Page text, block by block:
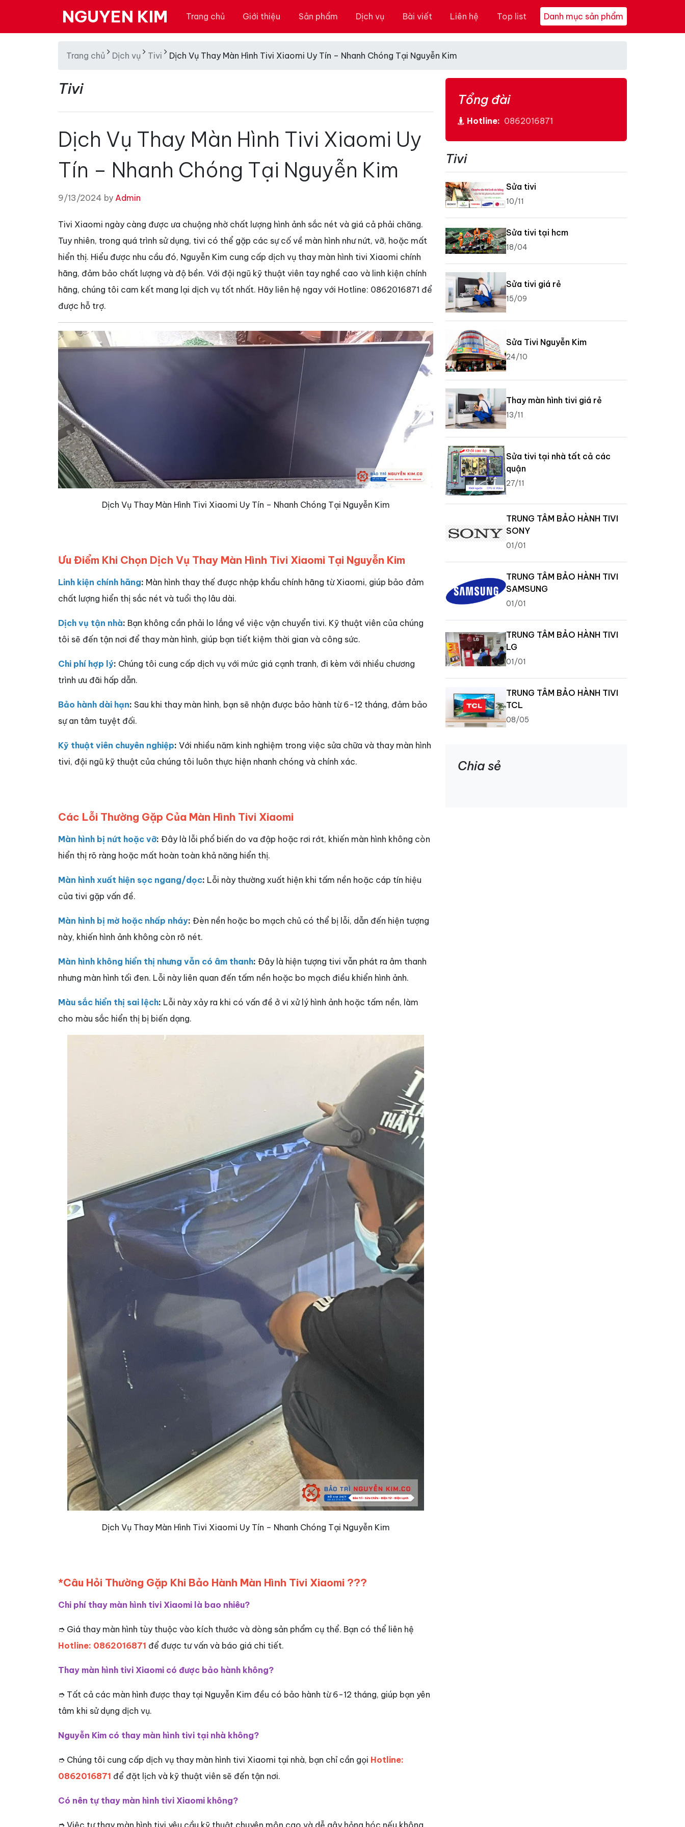
NGUYEN KIM Trang chủ Giới thiệu Sản phẩm Dịch vụ Bài viết Liên hệ Top list Danh mục sản phẩm
Trang chủ Dịch vụ Tivi Dịch Vụ Thay Màn Hình Tivi Xiaomi Uy Tín – Nhanh Chóng Tại Nguyễn Kim
Tivi
Dịch Vụ Thay Màn Hình Tivi Xiaomi Uy
Tín – Nhanh Chóng Tại Nguyễn Kim
9/13/2024 by Admin
Tivi Xiaomi ngày càng được ưa chuộng nhờ chất lượng hình ảnh sắc nét và giá cả phải chăng.
Tuy nhiên, trong quá trình sử dụng, tivi có thể gặp các sự cố về màn hình như nứt, vỡ, hoặc mất
hiển thị. Hiểu được nhu cầu đó, Nguyễn Kim cung cấp dịch vụ thay màn hình tivi Xiaomi chính
hãng, đảm bảo chất lượng và độ bền. Với đội ngũ kỹ thuật viên tay nghề cao và linh kiện chính
hãng, chúng tôi cam kết mang lại dịch vụ tốt nhất. Hãy liên hệ ngay với Hotline: 0862016871 để
được hỗ trợ.
Dịch Vụ Thay Màn Hình Tivi Xiaomi Uy Tín – Nhanh Chóng Tại Nguyễn Kim
Ưu Điểm Khi Chọn Dịch Vụ Thay Màn Hình Tivi Xiaomi Tại Nguyễn Kim
Linh kiện chính hãng: Màn hình thay thế được nhập khẩu chính hãng từ Xiaomi, giúp bảo đảm
chất lượng hiển thị sắc nét và tuổi thọ lâu dài.
Dịch vụ tận nhà: Bạn không cần phải lo lắng về việc vận chuyển tivi. Kỹ thuật viên của chúng
tôi sẽ đến tận nơi để thay màn hình, giúp bạn tiết kiệm thời gian và công sức.
Chi phí hợp lý: Chúng tôi cung cấp dịch vụ với mức giá cạnh tranh, đi kèm với nhiều chương
trình ưu đãi hấp dẫn.
Bảo hành dài hạn: Sau khi thay màn hình, bạn sẽ nhận được bảo hành từ 6-12 tháng, đảm bảo
sự an tâm tuyệt đối.
Kỹ thuật viên chuyên nghiệp: Với nhiều năm kinh nghiệm trong việc sửa chữa và thay màn hình
tivi, đội ngũ kỹ thuật của chúng tôi luôn thực hiện nhanh chóng và chính xác.
Các Lỗi Thường Gặp Của Màn Hình Tivi Xiaomi
Màn hình bị nứt hoặc vỡ: Đây là lỗi phổ biến do va đập hoặc rơi rớt, khiến màn hình không còn
hiển thị rõ ràng hoặc mất hoàn toàn khả năng hiển thị.
Màn hình xuất hiện sọc ngang/dọc: Lỗi này thường xuất hiện khi tấm nền hoặc cáp tín hiệu
của tivi gặp vấn đề.
Màn hình bị mờ hoặc nhấp nháy: Đèn nền hoặc bo mạch chủ có thể bị lỗi, dẫn đến hiện tượng
này, khiến hình ảnh không còn rõ nét.
Màn hình không hiển thị nhưng vẫn có âm thanh: Đây là hiện tượng tivi vẫn phát ra âm thanh
nhưng màn hình tối đen. Lỗi này liên quan đến tấm nền hoặc bo mạch điều khiển hình ảnh.
Màu sắc hiển thị sai lệch: Lỗi này xảy ra khi có vấn đề ở vi xử lý hình ảnh hoặc tấm nền, làm
cho màu sắc hiển thị bị biến dạng.
Dịch Vụ Thay Màn Hình Tivi Xiaomi Uy Tín – Nhanh Chóng Tại Nguyễn Kim
*Câu Hỏi Thường Gặp Khi Bảo Hành Màn Hình Tivi Xiaomi ???
Chi phí thay màn hình tivi Xiaomi là bao nhiêu?
➮ Giá thay màn hình tùy thuộc vào kích thước và dòng sản phẩm cụ thể. Bạn có thể liên hệ
Hotline: 0862016871 để được tư vấn và báo giá chi tiết.
Thay màn hình tivi Xiaomi có được bảo hành không?
➮ Tất cả các màn hình được thay tại Nguyễn Kim đều có bảo hành từ 6-12 tháng, giúp bạn yên
tâm khi sử dụng dịch vụ.
Nguyễn Kim có thay màn hình tivi tại nhà không?
➮ Chúng tôi cung cấp dịch vụ thay màn hình tivi Xiaomi tại nhà, bạn chỉ cần gọi Hotline:
0862016871 để đặt lịch và kỹ thuật viên sẽ đến tận nơi.
Có nên tự thay màn hình tivi Xiaomi không?
Tổng đài
Hotline: 0862016871
Tivi
Sửa tivi
10/11
Sửa tivi tại hcm
18/04
Sửa tivi giá rẻ
15/09
Sửa Tivi Nguyễn Kim
24/10
Thay màn hình tivi giá rẻ
13/11
Sửa tivi tại nhà tất cả các
quận
27/11
TRUNG TÂM BẢO HÀNH TIVI
SONY
01/01
TRUNG TÂM BẢO HÀNH TIVI
SAMSUNG
01/01
TRUNG TÂM BẢO HÀNH TIVI
LG
01/01
TRUNG TÂM BẢO HÀNH TIVI
TCL
08/05
Chia sẻ